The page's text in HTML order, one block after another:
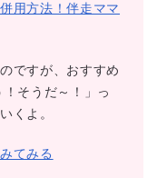
用方法！伴走ママ
ですが、おすすめ
！そうだ～！」っ
くよ。
てみる